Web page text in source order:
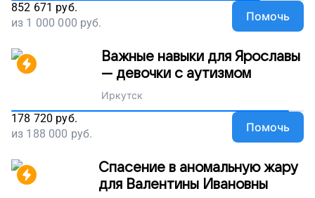
852 671 руб.
из 1 000 000 руб. Помочь
Важные навыки для Ярославы
— девочки с аутизмом
Иркутск
178 720 руб.
из 188 000 руб. Помочь
Спасение в аномальную жару
для Валентины Ивановны